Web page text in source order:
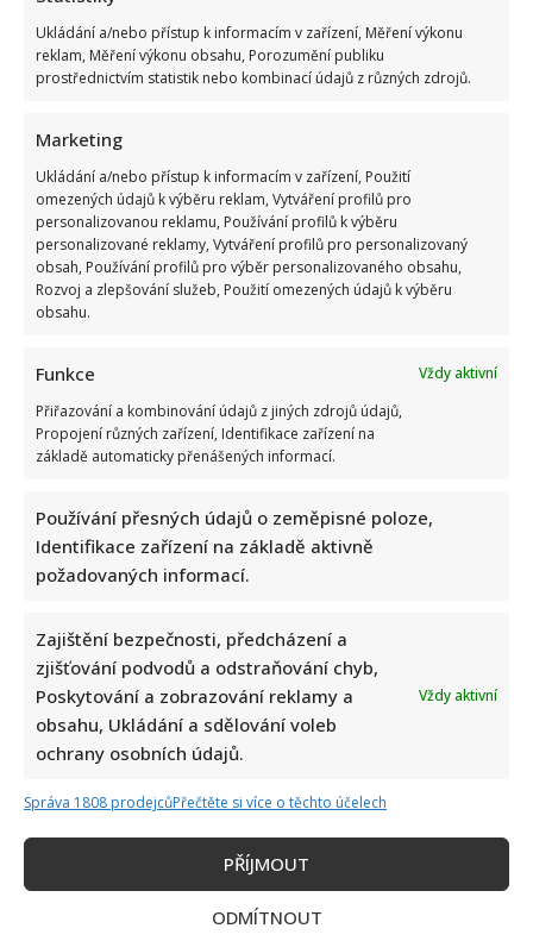
Ukládání a/nebo přístup k informacím v zařízení, Měření výkonu
reklam, Měření výkonu obsahu, Porozumění publiku
prostřednictvím statistik nebo kombinací údajů z různých zdrojů.
Marketing
Ukládání a/nebo přístup k informacím v zařízení, Použití
omezených údajů k výběru reklam, Vytváření profilů pro
personalizovanou reklamu, Používání profilů k výběru
personalizované reklamy, Vytváření profilů pro personalizovaný
obsah, Používání profilů pro výběr personalizovaného obsahu,
Rozvoj a zlepšování služeb, Použití omezených údajů k výběru
obsahu.
Funkce
Vždy aktivní
Přiřazování a kombinování údajů z jiných zdrojů údajů,
Propojení různých zařízení, Identifikace zařízení na
základě automaticky přenášených informací.
Používání přesných údajů o zeměpisné poloze,
Identifikace zařízení na základě aktivně
požadovaných informací.
Zajištění bezpečnosti, předcházení a
zjišťování podvodů a odstraňování chyb,
Poskytování a zobrazování reklamy a
obsahu, Ukládání a sdělování voleb
ochrany osobních údajů.
Vždy aktivní
Správa 1808 prodejcůPřečtěte si více o těchto účelech
PŘÍJMOUT
ODMÍTNOUT
Jarek Nohavica zasáhl citlivé téma: Ve své písni se pustil do
lidí, kteří neustále viní Babiše a Putina
Kvíz o postavách z českých filmů: Kdo správně přiřadí všech
10 hrdinů, ten má vynikající přehled
Kristýna Leichtová se zastala kojení na veřejnosti pomocí
kontroverzní fotky: Bude prý bojovat celý týden
Marek Ztracený zrušil velkolepé finále svého koncertu na